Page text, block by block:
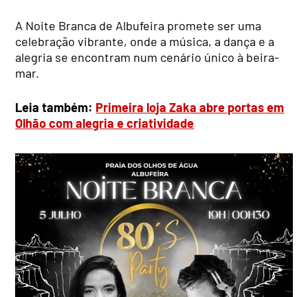
A Noite Branca de Albufeira promete ser uma
celebração vibrante, onde a música, a dança e a
alegria se encontram num cenário único à beira-
mar.
Leia também: Primeira loja Zaka abre portas em
Olhão com alegria e criatividade